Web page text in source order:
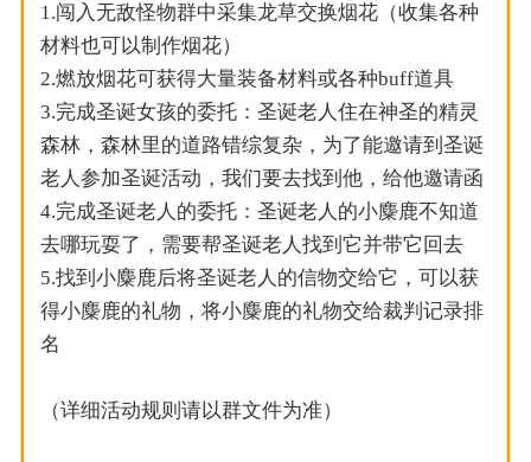
1.闯入无敌怪物群中采集龙草交换烟花（收集各种
材料也可以制作烟花）
2.燃放烟花可获得大量装备材料或各种buff道具
3.完成圣诞女孩的委托：圣诞老人住在神圣的精灵
森林，森林里的道路错综复杂，为了能邀请到圣诞
老人参加圣诞活动，我们要去找到他，给他邀请函
4.完成圣诞老人的委托：圣诞老人的小麋鹿不知道
去哪玩耍了，需要帮圣诞老人找到它并带它回去
5.找到小麋鹿后将圣诞老人的信物交给它，可以获
得小麋鹿的礼物，将小麋鹿的礼物交给裁判记录排
名
（详细活动规则请以群文件为准）